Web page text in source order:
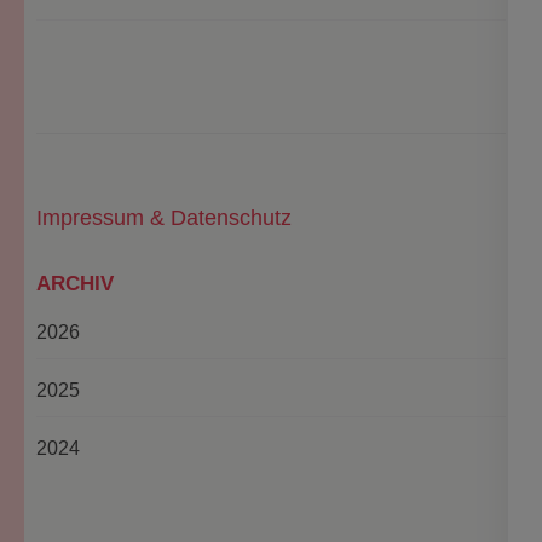
Impressum & Datenschutz
ARCHIV
2026
2025
2024